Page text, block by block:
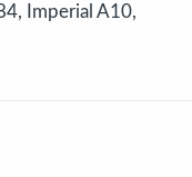
Imperial A10,